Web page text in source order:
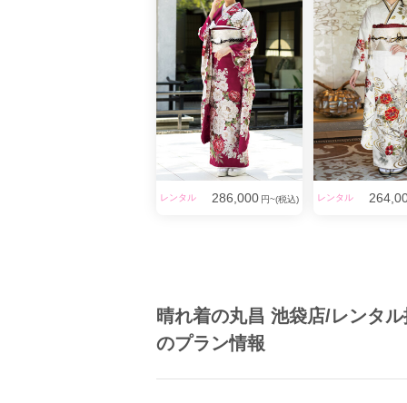
レンタル 286,000 円~(税込) レンタル
晴れ着の丸昌 池袋店/レンタ
のプラン情報